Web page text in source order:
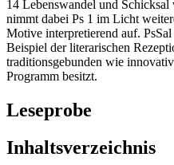
14 Lebenswandel und
nimmt dabei Ps 1 im Licht
Motive interpretierend auf.
Beispiel der literarischen
traditionsgebunden wie
Programm besitzt.
Leseprobe
Inhaltsverzeichnis